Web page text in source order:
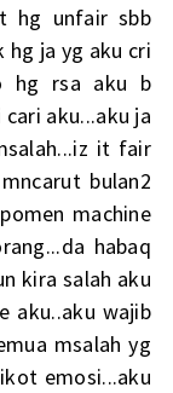
hg unfair sbb
hg ja yg aku cri
hg rsa aku b
aku...aku ja
it fair
bulan2
machine
habaq
kira salah aku
aku..aku wajib
msalah yg
emosi...aku